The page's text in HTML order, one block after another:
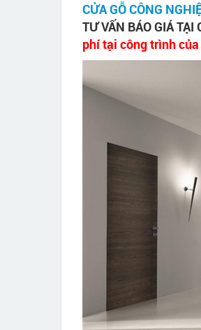
CỬA GỖ CÔNG
TƯ VẤN BÁO GIÁ TẠI
phí tại công trình